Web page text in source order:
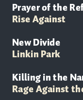
Prayer of the
Rise Against
New Divide
Linkin Park
Killing in the
Rage Against